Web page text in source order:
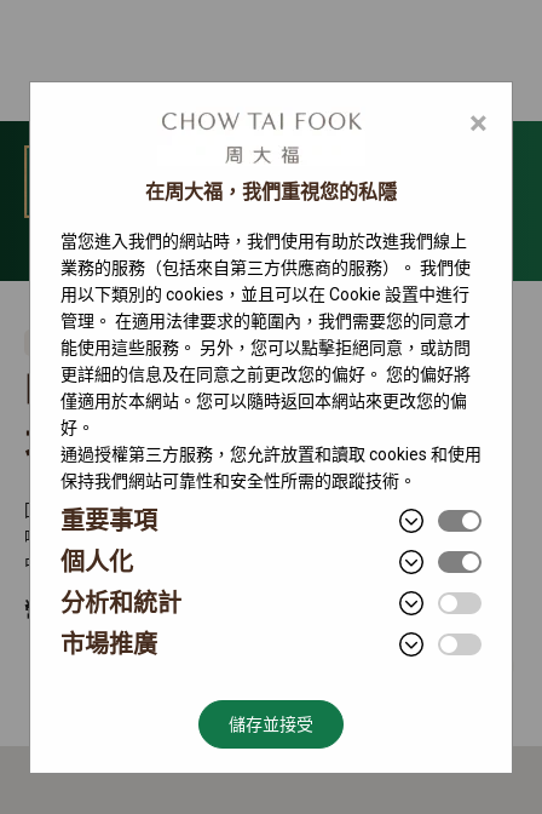
選單
聯絡我們
勞力士特約零售商
呼和浩特（千益）振華廣
場鐘錶專營店
回民區錫林郭勒北路37號振華廣場二層
呼和浩特
中國內地
營業時間
×
在周大福，我們重視您的私隱
當您進入我們的網站時，我們使用有助於改進我們線上
業務的服務（包括來自第三方供應商的服務）。 我們使
用以下類別的 cookies，並且可以在 Cookie 設置中進行
管理。 在適用法律要求的範圍內，我們需要您的同意才
能使用這些服務。 另外，您可以點擊拒絕同意，或訪問
更詳細的信息及在同意之前更改您的偏好。 您的偏好將
僅適用於本網站。您可以隨時返回本網站來更改您的偏
好。
通過授權第三方服務，您允許放置和讀取 cookies 和使用
保持我們網站可靠性和安全性所需的跟蹤技術。
重要事項
個人化
分析和統計
市場推廣
儲存並接受